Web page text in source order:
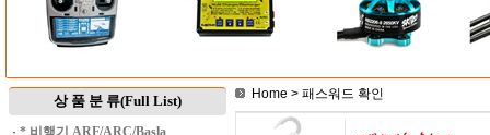
상 품 분 류(Full List)
· * 비행기 ARF/ARC/Basla
Home > 패스워드 확인